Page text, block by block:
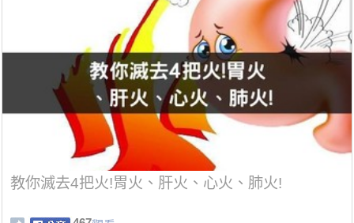
教你滅去4把火!胃火、肝火、心火、肺火!